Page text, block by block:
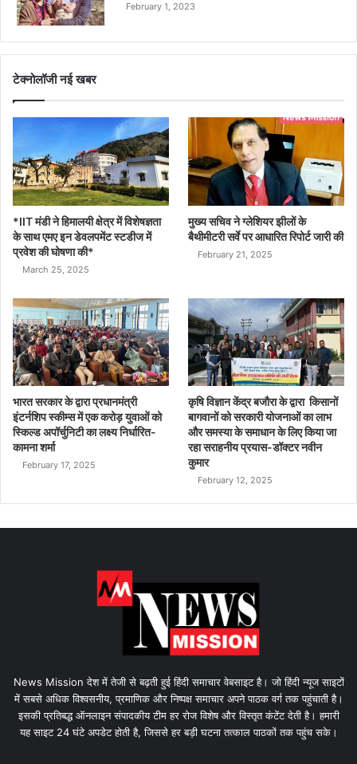
February 1, 2023
टेक्नोलॉजी नई खबर
*IIT मंडी ने हिमालयी क्षेत्र में विशेषज्ञता
के साथ एमए इन डेवलपमेंट स्टडीज में
प्रवेश की घोषणा की*
March 25, 2025
मुख्य सचिव ने ग्लेशियर झीलों के
बैथीमीटरी सर्वे पर आधारित रिपोर्ट जारी की
February 21, 2025
भारत सरकार के द्वारा प्रधानमंत्री
इंटर्नशिप स्कीम्स में एक करोड़ युवाओं को
स्किल्ड अपॉर्चुनिटी का लक्ष्य निर्धारित-
कामना शर्मा
February 17, 2025
कृषि विज्ञान केंद्र बजौरा के द्वारा किसानों
बागवानों को सरकारी योजनाओं का लाभ
और समस्या के समाधान के लिए किया जा
रहा सराहनीय प्रयास-डॉक्टर नवीन
कुमार
February 12, 2025
News Mission देश में तेजी से बढ़ती हुई हिंदी समाचार वेबसाइट है। जो हिंदी न्यूज साइटों
में सबसे अधिक विश्वसनीय, प्रमाणिक और निष्पक्ष समाचार अपने पाठक वर्ग तक पहुंचाती है।
इसकी प्रतिबद्ध ऑनलाइन संपादकीय टीम हर रोज विशेष और विस्तृत कंटेंट देती है। हमारी
यह साइट 24 घंटे अपडेट होती है, जिससे हर बड़ी घटना तत्काल पाठकों तक पहुंच सके।